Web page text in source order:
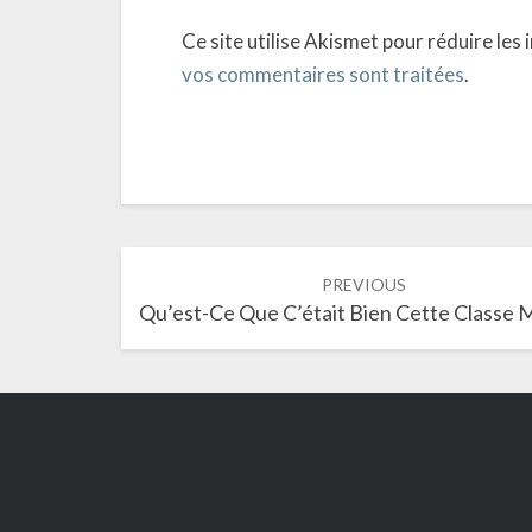
Ce site utilise Akismet pour réduire les
vos commentaires sont traitées.
navigation
PREVIOUS
Qu’est-Ce Que C’était Bien Cette Classe